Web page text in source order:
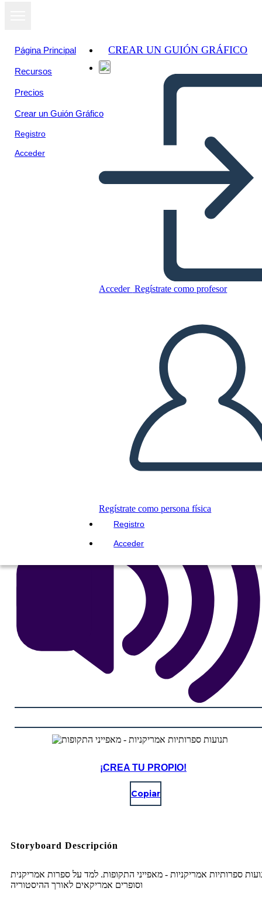
Página Principal
Recursos
Precios
Crear un Guión Gráfico
Registro
Acceder
CREAR UN GUIÓN GRÁFICO
Acceder Regístrate como profesor
Regístrate como persona física
Registro
Acceder
תנועות ספרותיות אמריקניות -
מאפייני התקופות
Copie este guión gráfico
CREAR UN GUIÓN GRÁFICO
JUEGO DE DIAPOSITIVAS
LEERME
¡CREA TU PROPIO!
Copiar
Storyboard Descripción
ספרותיות אמריקניות - מאפייני התקופות. למד על ספרות אמריקנית
וסופרים אמריקאים לאורך ההיסטוריה